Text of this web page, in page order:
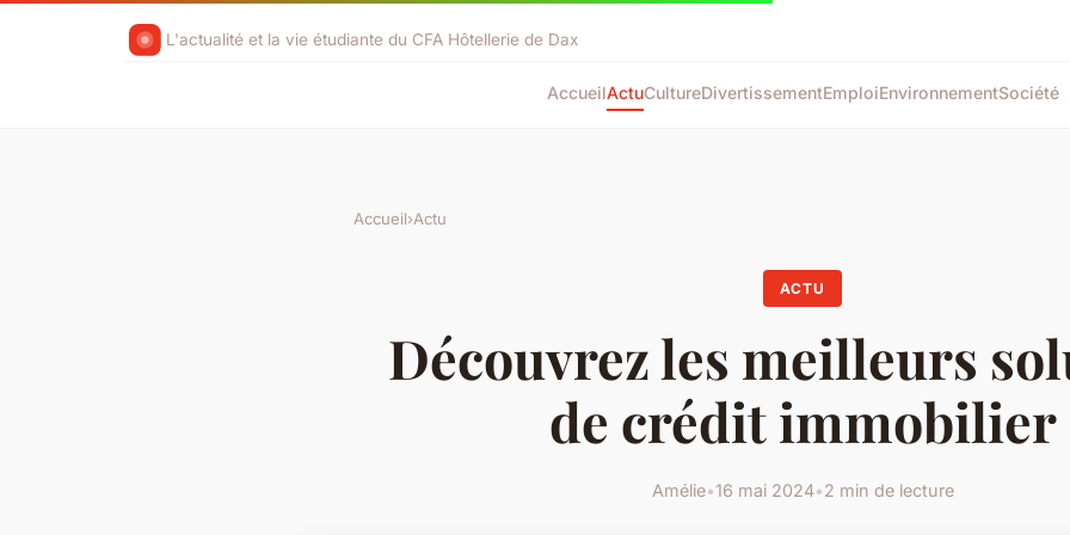
L'actualité et la vie étudiante du CFA Hôtellerie de Dax
AccueilActuCultureDivertissementEmploiEnvironnementSociété
Accueil›Actu
ACTU
Découvrez les meilleurs
de crédit immobilier
Amélie•16 mai 2024•2 min de lecture